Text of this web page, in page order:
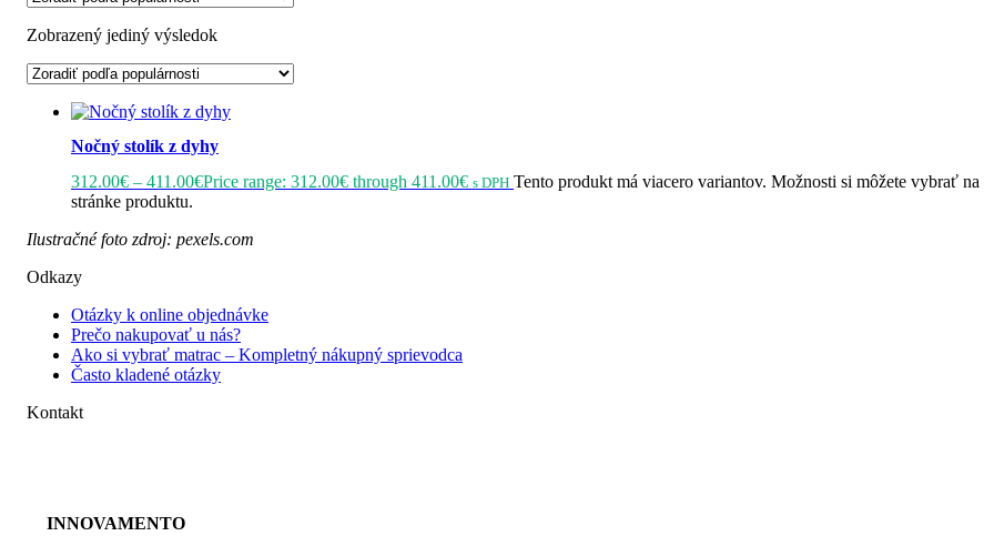
Zobrazený jediný výsledok
Nočný stolík z dyhy
312.00€ – 411.00€Price range: 312.00€ through 411.00€ s DPH Tento produkt má viacero variantov. Možnosti si môžete vybrať na
stránke produktu.
Ilustračné foto zdroj: pexels.com
Odkazy
Otázky k online objednávke
Prečo nakupovať u nás?
Ako si vybrať matrac – Kompletný nákupný sprievodca
Často kladené otázky
Kontakt
INNOVAMENTO